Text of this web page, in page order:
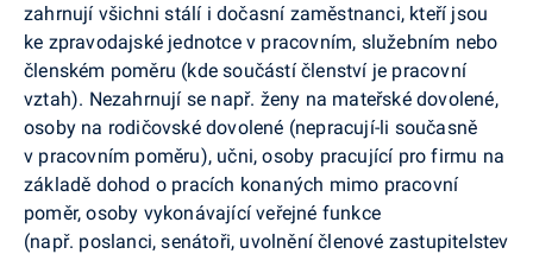
zahrnují všichni stálí i dočasní zaměstnanci, kteří jsou
ke zpravodajské jednotce v pracovním, služebním nebo
členském poměru (kde součástí členství je pracovní
vztah). Nezahrnují se např. ženy na mateřské dovolené,
osoby na rodičovské dovolené (nepracují-li současně
v pracovním poměru), učni, osoby pracující pro firmu na
základě dohod o pracích konaných mimo pracovní
poměr, osoby vykonávající veřejné funkce
(např. poslanci, senátoři, uvolnění členové zastupitelstev